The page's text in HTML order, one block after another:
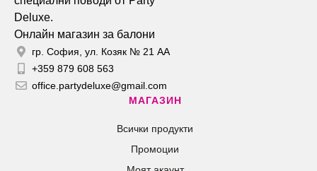
Онлайн магазин за балони
гр. София, ул. Козяк № 21 АА
+359 879 608 563
office.partydeluxe@gmail.com
МАГАЗИН
Всички продукти
Промоции